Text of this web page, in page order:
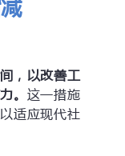
，以改善工
。 这一措施
适应现代社